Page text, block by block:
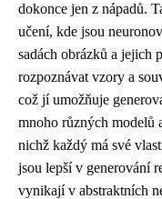
dokonce jen z nápadů.
učení, kde jsou
sadách obrázků a jejich
rozpoznávat vzory a
což jí umožňuje
mnoho různých modelů
nichž každý má své
jsou lepší v generování
vynikají v abstraktních